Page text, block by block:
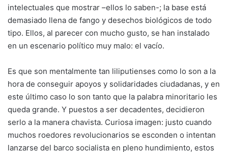
intelectuales que mostrar –ellos lo saben-; la base está
demasiado llena de fango y desechos biológicos de todo
tipo. Ellos, al parecer con mucho gusto, se han instalado
en un escenario político muy malo: el vacío.
Es que son mentalmente tan liliputienses como lo son a la
hora de conseguir apoyos y solidaridades ciudadanas, y en
este último caso lo son tanto que la palabra minoritario les
queda grande. Y puestos a ser decadentes, decidieron
serlo a la manera chavista. Curiosa imagen: justo cuando
muchos roedores revolucionarios se esconden o intentan
lanzarse del barco socialista en pleno hundimiento, estos